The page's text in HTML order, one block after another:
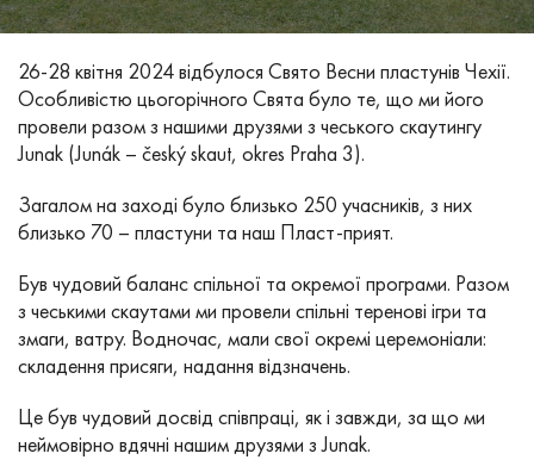
26-28 квітня 2024 відбулося Свято Весни пластунів Чехії.
Особливістю цьогорічного Свята було те, що ми його
провели разом з нашими друзями з чеського скаутингу
Junak (Junák – český skaut, okres Praha 3).
Загалом на заході було близько 250 учасників, з них
близько 70 – пластуни та наш Пласт-прият.
Був чудовий баланс спільної та окремої програми. Разом
з чеськими скаутами ми провели спільні теренові ігри та
змаги, ватру. Водночас, мали свої окремі церемоніали:
складення присяги, надання відзначень.
Це був чудовий досвід співпраці, як і завжди, за що ми
неймовірно вдячні нашим друзями з Junak.